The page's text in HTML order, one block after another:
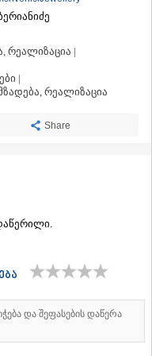
რეალიზაცია |
|
რეალიზაცია
Share
და შეფასების დაწერა